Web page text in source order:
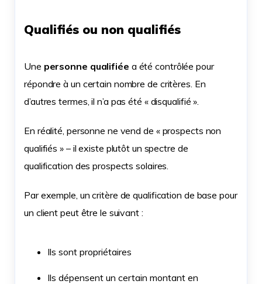
Qualifiés ou non qualifiés
Une personne qualifiée a été contrôlée pour
répondre à un certain nombre de critères. En
d’autres termes, il n’a pas été « disqualifié ».
En réalité, personne ne vend de « prospects non
qualifiés » – il existe plutôt un spectre de
qualification des prospects solaires.
Par exemple, un critère de qualification de base pour
un client peut être le suivant :
Ils sont propriétaires
Ils dépensent un certain montant en